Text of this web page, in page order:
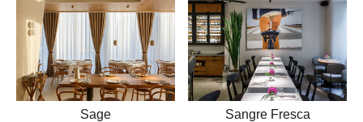
Sage Sangre Fresca